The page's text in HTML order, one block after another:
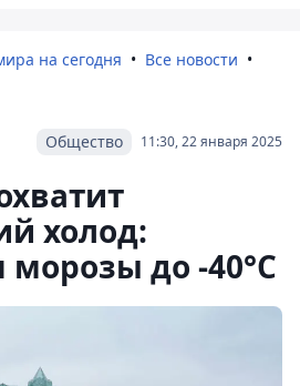
на сегодня
Все новости
11:30, 22 января 2025
Общество
холод:
до -40°C